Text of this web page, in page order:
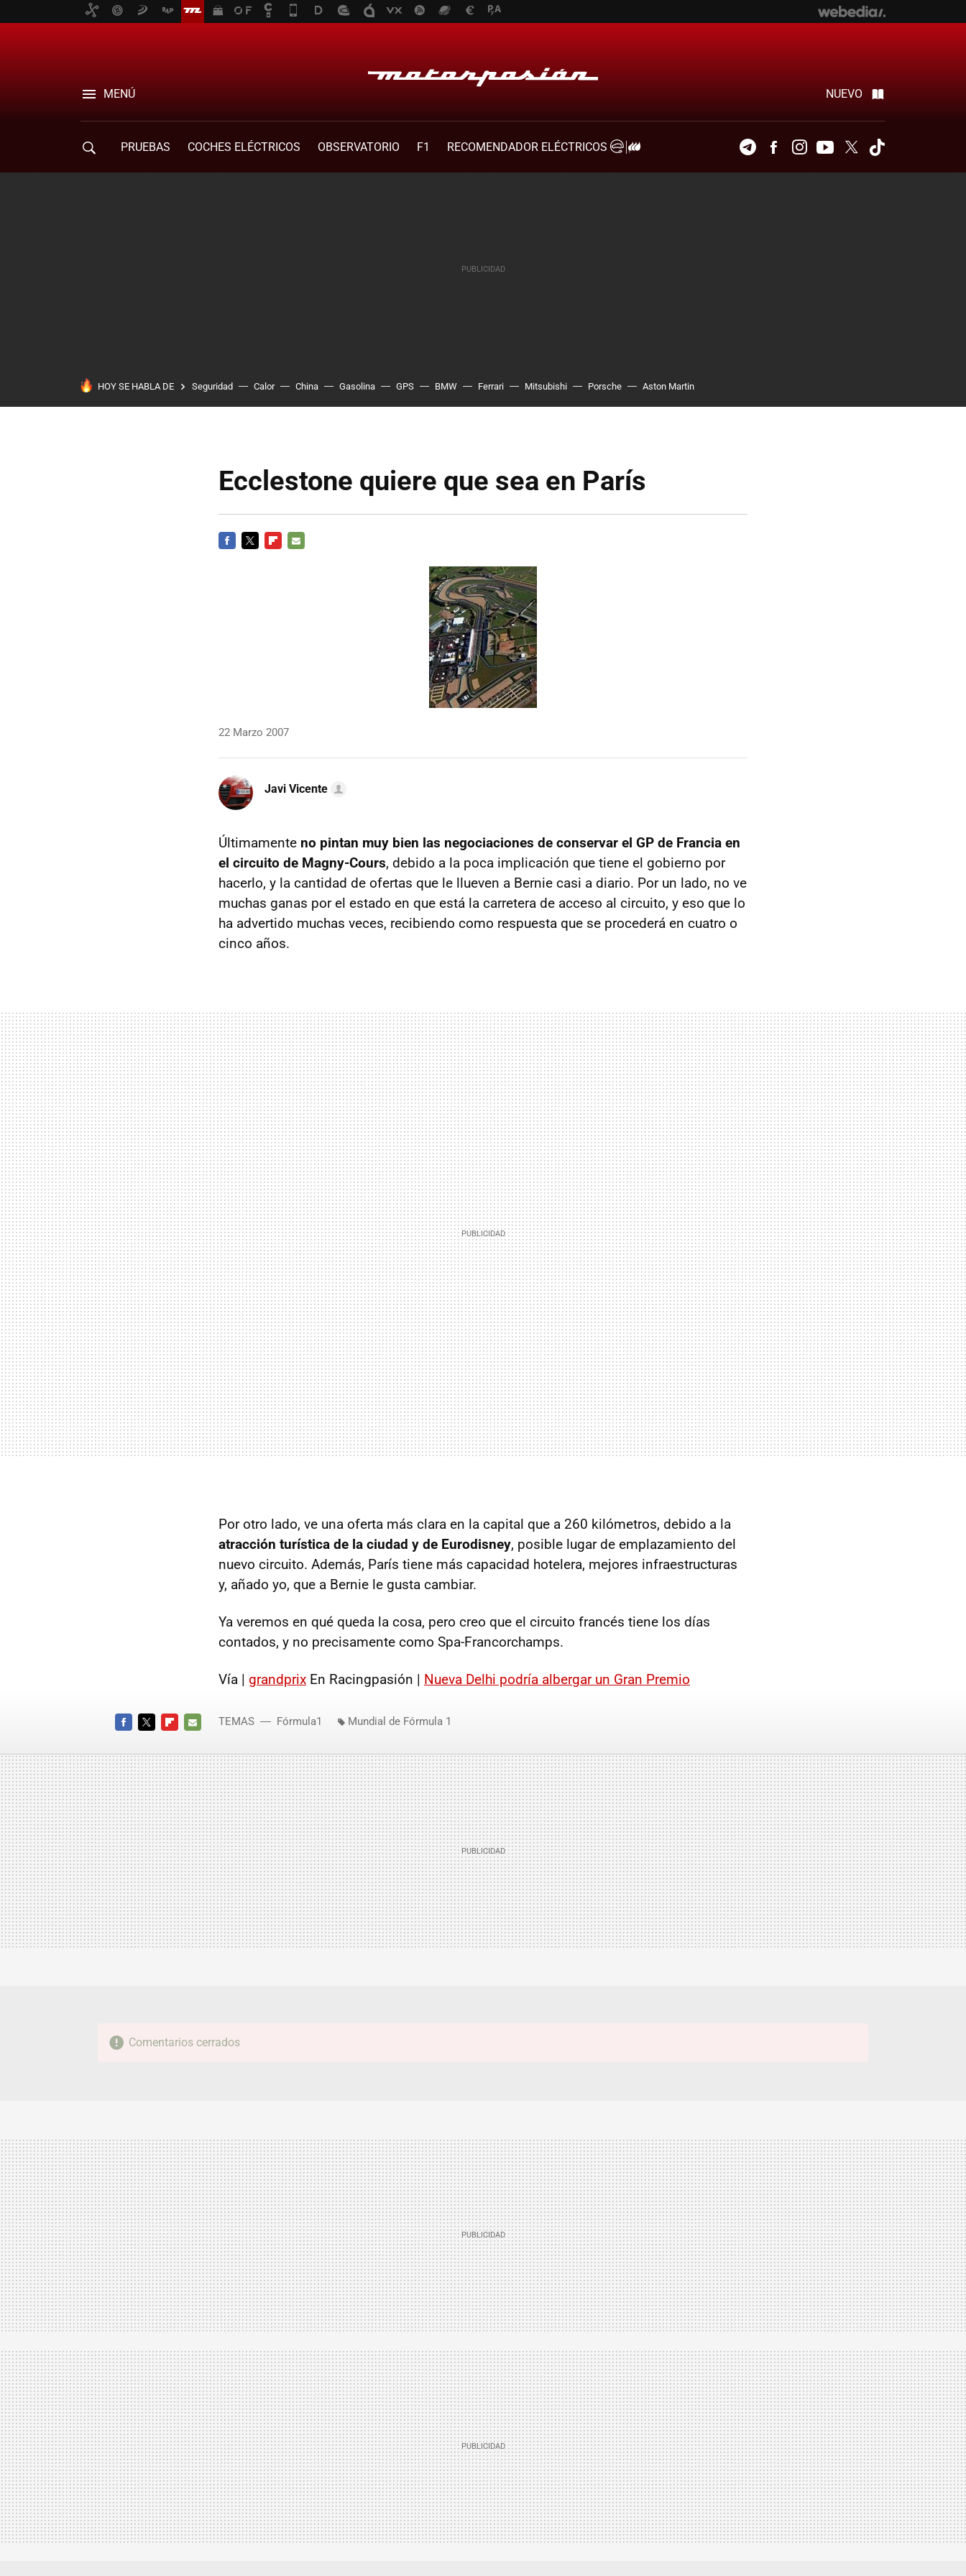
MENÚ NUEVO
PRUEBAS COCHES ELÉCTRICOS OBSERVATORIO F1
RECOMENDADOR ELÉCTRICOS
TelegramFacebookInstagramYoutubeTwitter
HOY SE HABLA DE Seguridad Calor China Gasolina GPS BMW Ferrari Mitsubishi Porsche Aston Martin
Ecclestone quiere que sea en París
22 Marzo 2007
Javi Vicente
Últimamente no pintan muy bien las negociaciones de conservar el GP de Francia en
el circuito de Magny-Cours, debido a la poca implicación que tiene el gobierno por
hacerlo, y la cantidad de ofertas que le llueven a Bernie casi a diario. Por un lado, no ve
muchas ganas por el estado en que está la carretera de acceso al circuito, y eso que lo
ha advertido muchas veces, recibiendo como respuesta que se procederá en cuatro o
cinco años.
Por otro lado, ve una oferta más clara en la capital que a 260 kilómetros, debido a la
atracción turística de la ciudad y de Eurodisney, posible lugar de emplazamiento del
nuevo circuito. Además, París tiene más capacidad hotelera, mejores infraestructuras
y, añado yo, que a Bernie le gusta cambiar.
Ya veremos en qué queda la cosa, pero creo que el circuito francés tiene los días
contados, y no precisamente como Spa-Francorchamps.
Vía | grandprix En Racingpasión | Nueva Delhi podría albergar un Gran Premio
MAIL
TEMAS Fórmula1 Mundial de Fórmula 1
Comentarios cerrados